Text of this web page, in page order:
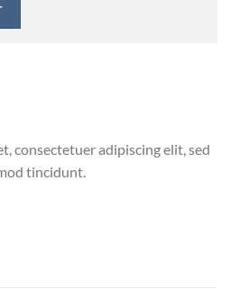
consectetuer adipiscing elit, sed
tincidunt.